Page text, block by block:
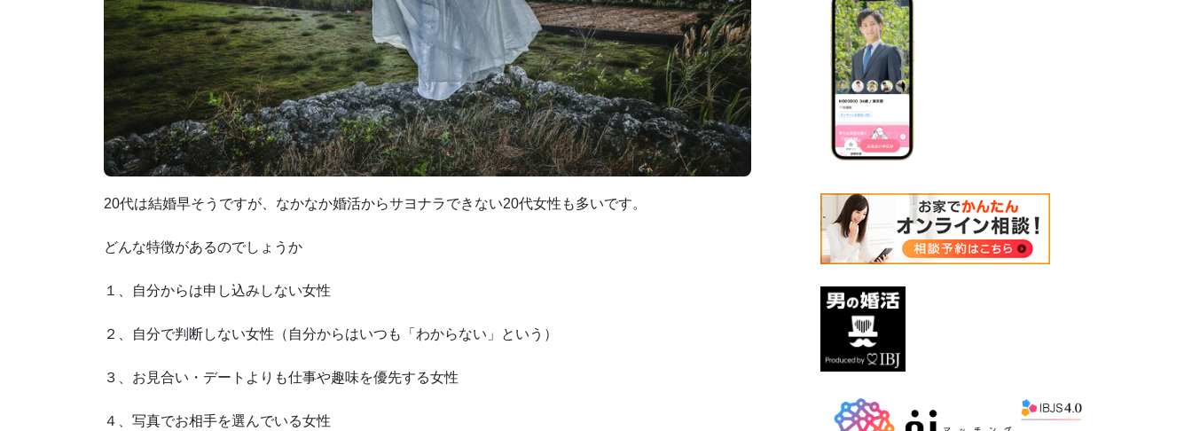
20代は結婚早そうですが、なかなか婚活からサヨナラできない20代女性も多いです。
どんな特徴があるのでしょうか
１、自分からは申し込みしない女性
２、自分で判断しない女性（自分からはいつも「わからない」という）
３、お見合い・デートよりも仕事や趣味を優先する女性
４、写真でお相手を選んでいる女性